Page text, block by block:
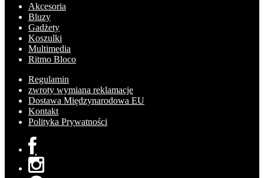
Akcesoria
Bluzy
Gadżety
Koszulki
Multimedia
Ritmo Bloco
Regulamin
zwroty wymiana reklamacje
Dostawa Międzynarodowa EU
Kontakt
Polityka Prywatności